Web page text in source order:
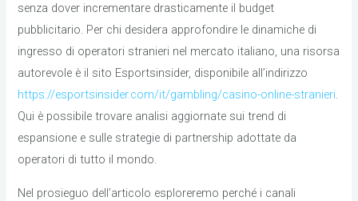
senza dover incrementare drasticamente il budget
pubblicitario. Per chi desidera approfondire le dinamiche di
ingresso di operatori stranieri nel mercato italiano, una risorsa
autorevole è il sito Esportsinsider, disponibile all’indirizzo
https://esportsinsider.com/it/gambling/casino-online-stranieri.
Qui è possibile trovare analisi aggiornate sui trend di
espansione e sulle strategie di partnership adottate da
operatori di tutto il mondo.
Nel prosieguo dell’articolo esploreremo perché i canali